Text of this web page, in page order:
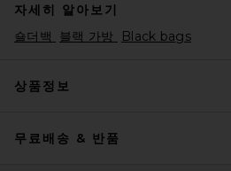
THE ATTICO La Scala Clutch
자세히 알아보기
숄더백
블랙 가방 Black bags
상품정보
무료배송 & 반품